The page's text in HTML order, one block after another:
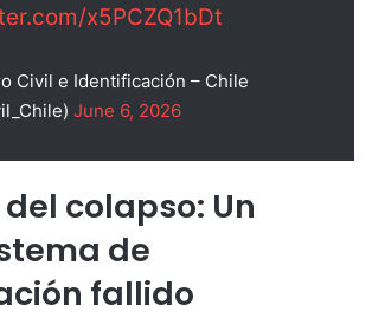
x5PCZQ1bDt
Civil e Identificación – Chile
June 6, 2026
colapso: Un
de
fallido